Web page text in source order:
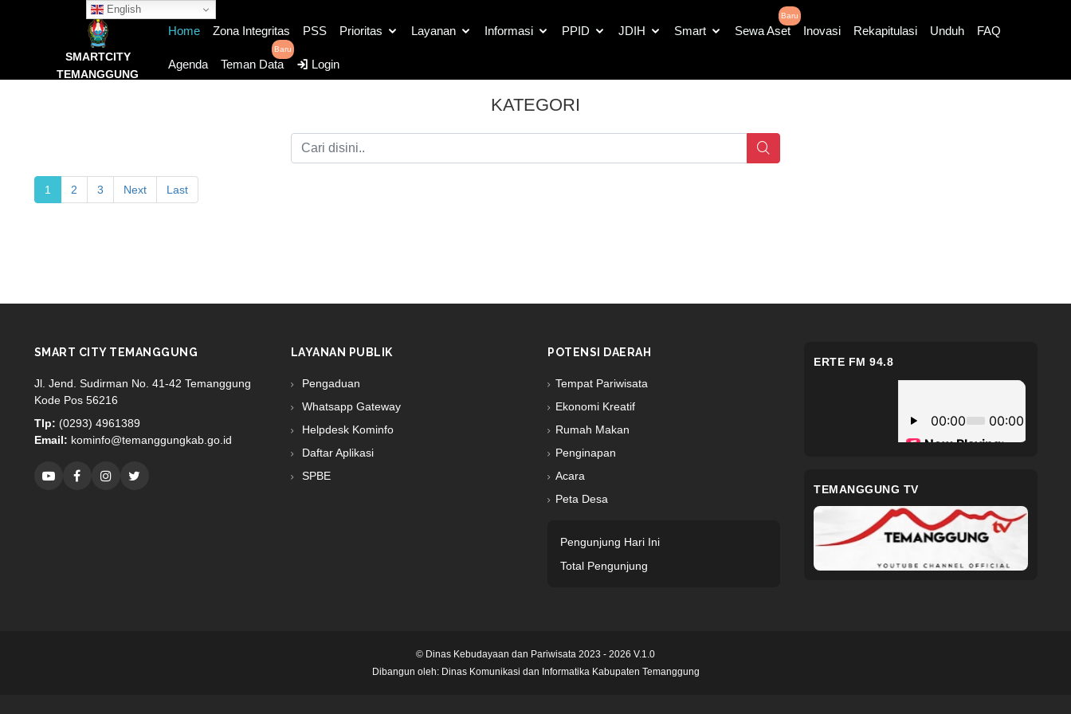
English
SMARTCITY
TEMANGGUNG
Home Zona Integritas PSS Prioritas Layanan Informasi PPID JDIH Smart Sewa Aset
Baru
Inovasi Rekapitulasi Unduh FAQ
Agenda Teman Data
Baru
Login
KATEGORI
1 2 3 Next Last
SMART CITY TEMANGGUNG
Jl. Jend. Sudirman No. 41-42 Temanggung
Kode Pos 56216
Tlp: (0293) 4961389
Email: kominfo@temanggungkab.go.id
LAYANAN PUBLIK
Pengaduan
Whatsapp Gateway
Helpdesk Kominfo
Daftar Aplikasi
SPBE
POTENSI DAERAH
Tempat Pariwisata
Ekonomi Kreatif
Rumah Makan
Penginapan
Acara
Peta Desa
Pengunjung Hari Ini
Total Pengunjung
ERTE FM 94.8
TEMANGGUNG TV
© Dinas Kebudayaan dan Pariwisata 2023 - 2026 V.1.0
Dibangun oleh: Dinas Komunikasi dan Informatika Kabupaten Temanggung